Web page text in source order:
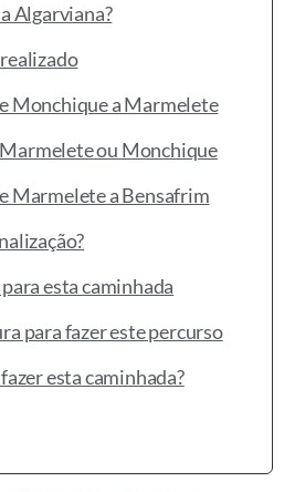
Algarviana?
Monchique a Marmelete
ou Monchique
Marmelete a Bensafrim
esta caminhada
para fazer este percurso
esta caminhada?